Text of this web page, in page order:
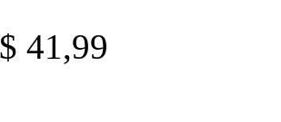
41,99